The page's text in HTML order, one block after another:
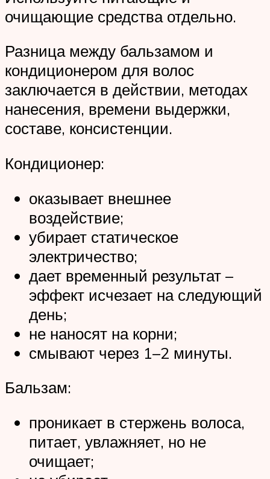
очищающие средства отдельно.
Разница между бальзамом и
кондиционером для волос
заключается в действии, методах
нанесения, времени выдержки,
составе, консистенции.
Кондиционер:
оказывает внешнее
воздействие;
убирает статическое
электричество;
дает временный результат –
эффект исчезает на следующий
день;
не наносят на корни;
смывают через 1–2 минуты.
Бальзам:
проникает в стержень волоса,
питает, увлажняет, но не
очищает;